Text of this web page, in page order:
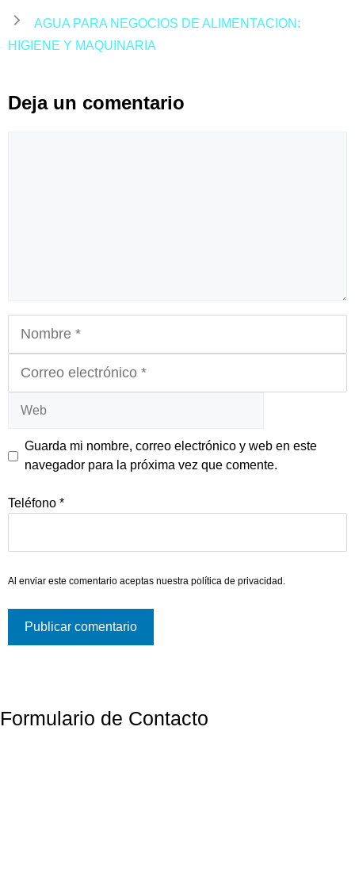
AGUA PARA NEGOCIOS DE ALIMENTACION:
HIGIENE Y MAQUINARIA
Deja un comentario
electrónico
Guarda mi nombre, correo electrónico y web en este
navegador para la próxima vez que comente.
Teléfono *
Al enviar este comentario aceptas nuestra política de privacidad .
Formulario de Contacto